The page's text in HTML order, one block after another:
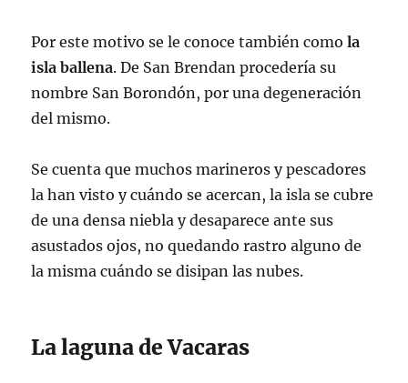
Por este motivo se le conoce también comola
isla ballena. De San Brendan procedería su
nombre San Borondón, por una degeneración
del mismo.
Se cuenta que muchos marineros y pescadores
la han visto y cuándo se acercan, la isla se cubre
de una densa niebla y desaparece ante sus
asustados ojos, no quedando rastro alguno de
la misma cuándo se disipan las nubes.
La laguna de Vacaras